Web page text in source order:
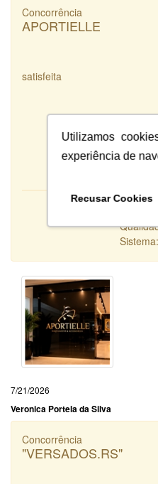
Utilizamos
experiência de
Recusar Cookies
Concorrência
APORTIELLE
satisfeita
Sistema:
7/21/2026
Veronica Portela da Silva
Concorrência
"VERSADOS.RS"